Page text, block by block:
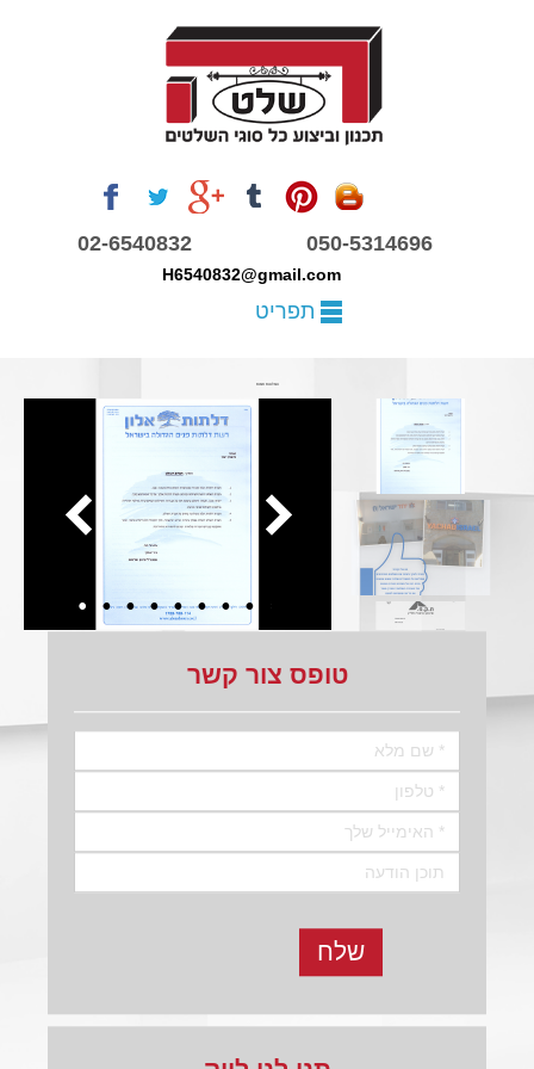
תפריט
02-6540832 050-5314696
H6540832@gmail.com
המלצות חמות
טופס צור קשר